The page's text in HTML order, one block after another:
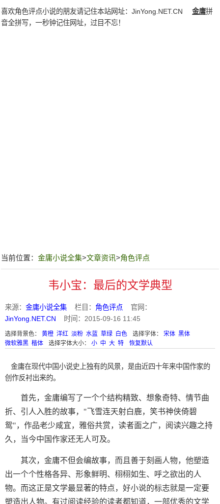
喜欢角色评点小说的朋友请记住本站网址： JinYong.NET.CN 金庸拼
音全拼写，一秒钟记住网址，过目不忘！
当前位置： 金庸小说全集>文章资讯>角色评点
韦小宝：最后的文学典型
来源： 金庸小说全集 栏目： 角色评点 官网：
JinYong.NET.CN 时间：2015-09-16 11:45
选择背景色： 黄橙 洋红 淡粉 水蓝 草绿 白色 选择字体： 宋体 黑体
微软雅黑 楷体 选择字体大小： 小 中 大 特 恢复默认
金庸在现代中国小说史上独有的风景，是由近四十年来中国作家的
创作反衬出来的。
首先，金庸编写了一个个结构精致、想象奇特、情节曲
折、引人入胜的故事，"飞雪连天射白鹿，笑书神侠倚碧
鸳"，作品老少咸宜，雅俗共赏，读者面之广，阅读兴趣之持
久，当今中国作家还无人可及。
其次，金庸不但会编故事，而且善于刻画人物，他塑造
出一个个性格各异、形象鲜明、栩栩如生、呼之欲出的人
物。而这正是文学最显著的特点，好小说的标志就是一定要
塑造出人物。有过阅读经验的读者都知道，一部优秀的文学